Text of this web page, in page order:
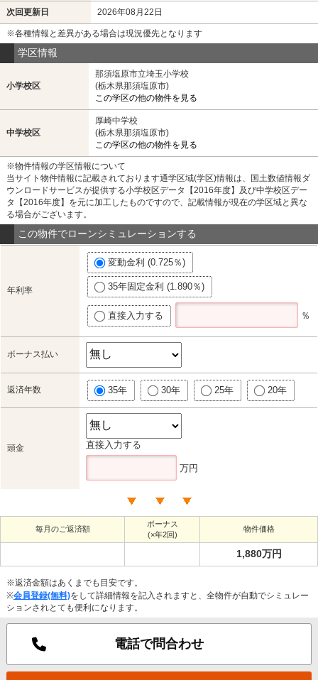
次回更新日 2026年08月22日
※各種情報と差異がある場合は現況優先となります
学区情報
小学校区
那須塩原市立埼玉小学校
(栃木県那須塩原市)
この学区の他の物件を見る
中学校区
厚崎中学校
(栃木県那須塩原市)
この学区の他の物件を見る
※物件情報の学区情報について
当サイト物件情報に記載されております通学区域(学区)情報は、国土数値情報ダ
ウンロードサービスが提供する小学校区データ【2016年度】及び中学校区デー
タ【2016年度】を元に加工したものですので、記載情報が現在の学区域と異な
る場合がございます。
この物件でローンシミュレーションする
年利率
変動金利 (0.725％)
35年固定金利 (1.890％)
直接入力する ％
ボーナス払い
返済年数 35年 30年 25年 20年
頭金 直接入力する
万円
毎月のご返済額
ボーナス
(×年2回)
物件価格
1,880万円
※返済金額はあくまでも目安です。
※会員登録(無料)をして詳細情報を記入されますと、全物件が自動でシミュレー
ションされとても便利になります。
電話で問合わせ